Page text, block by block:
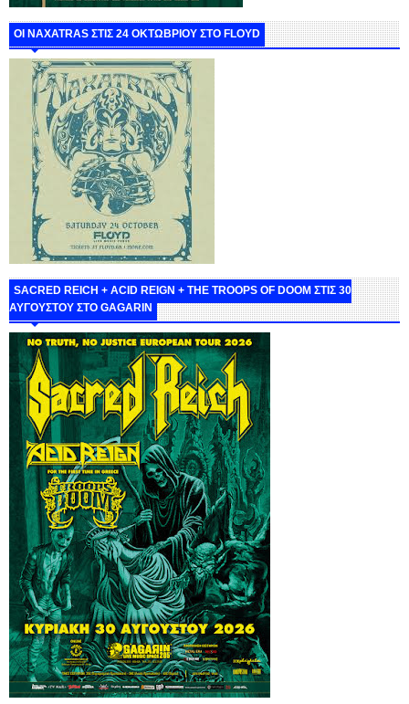
ΟΙ NAXATRAS ΣΤΙΣ 24 ΟΚΤΩΒΡΙΟΥ ΣΤΟ FLOYD
SACRED REICH + ACID REIGN + THE TROOPS OF DOOM ΣΤΙΣ 30
ΑΥΓΟΥΣΤΟΥ ΣΤΟ GAGARIN